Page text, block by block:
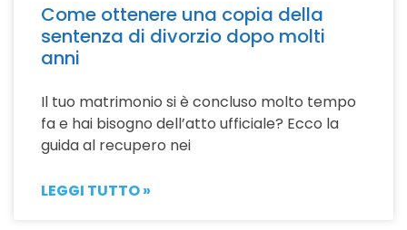
Come ottenere una copia della
sentenza di divorzio dopo molti
anni
Il tuo matrimonio si è concluso molto tempo
fa e hai bisogno dell’atto ufficiale? Ecco la
guida al recupero nei
LEGGI TUTTO »